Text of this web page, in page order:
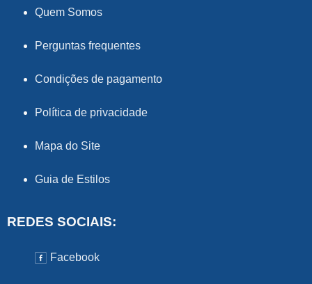
Quem Somos
Perguntas frequentes
Condições de pagamento
Política de privacidade
Mapa do Site
Guia de Estilos
REDES SOCIAIS:
Facebook